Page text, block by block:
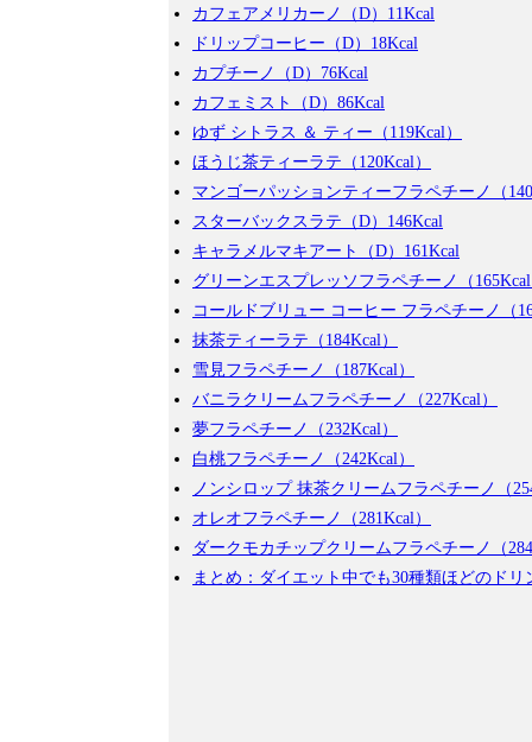
カフェアメリカーノ（D）11Kcal
ドリップコーヒー（D）18Kcal
カプチーノ（D）76Kcal
カフェミスト（D）86Kcal
ゆず シトラス ＆ ティー（119Kcal）
ほうじ茶ティーラテ（120Kcal）
マンゴーパッションティーフラペチーノ（
スターバックスラテ（D）146Kcal
キャラメルマキアート（D）161Kcal
グリーンエスプレッソフラペチーノ（165Kcal
コールドブリュー コーヒー フラペチーノ（
抹茶ティーラテ（184Kcal）
雪見フラペチーノ（187Kcal）
バニラクリームフラペチーノ（227Kcal）
夢フラペチーノ（232Kcal）
白桃フラペチーノ（242Kcal）
ノンシロップ 抹茶クリームフラペチーノ（
オレオフラペチーノ（281Kcal）
ダークモカチップクリームフラペチーノ（
まとめ：ダイエット中でも30種類ほどのドリ